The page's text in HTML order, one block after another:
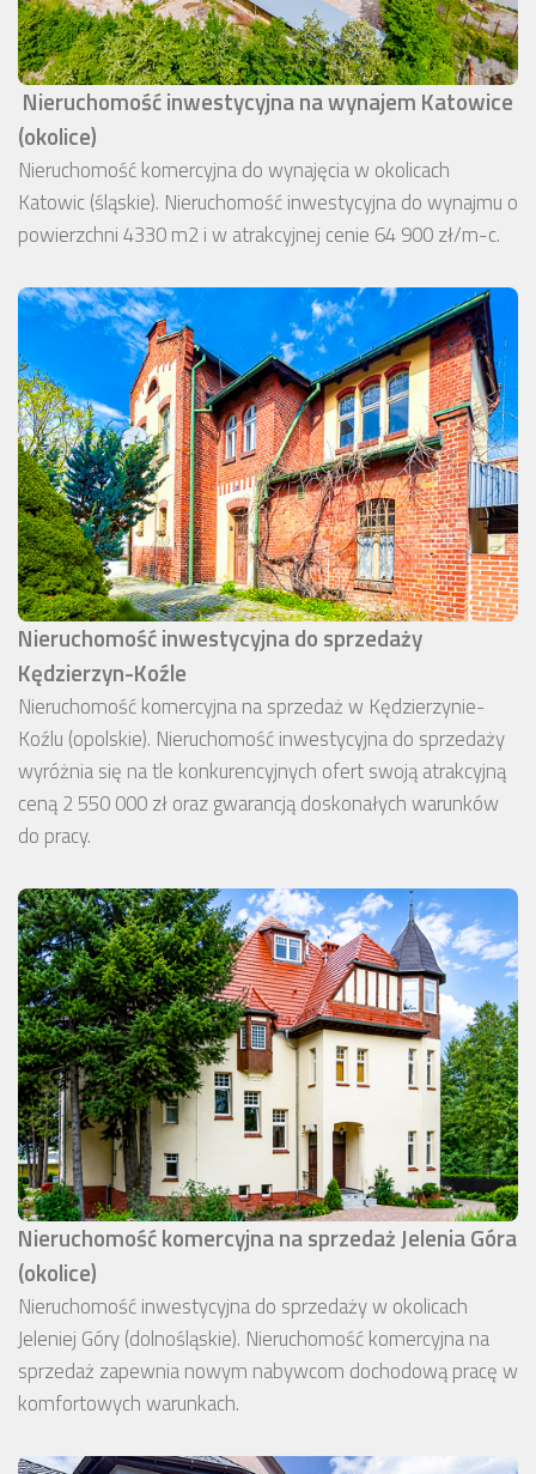
Nieruchomość inwestycyjna na wynajem Katowice
(okolice)
Nieruchomość komercyjna do wynajęcia w okolicach
Katowic (śląskie). Nieruchomość inwestycyjna do wynajmu o
powierzchni 4330 m2 i w atrakcyjnej cenie 64 900 zł/m-c.
Nieruchomość inwestycyjna do sprzedaży
Kędzierzyn-Koźle
Nieruchomość komercyjna na sprzedaż w Kędzierzynie-
Koźlu (opolskie). Nieruchomość inwestycyjna do sprzedaży
wyróżnia się na tle konkurencyjnych ofert swoją atrakcyjną
ceną 2 550 000 zł oraz gwarancją doskonałych warunków
do pracy.
Nieruchomość komercyjna na sprzedaż Jelenia Góra
(okolice)
Nieruchomość inwestycyjna do sprzedaży w okolicach
Jeleniej Góry (dolnośląskie). Nieruchomość komercyjna na
sprzedaż zapewnia nowym nabywcom dochodową pracę w
komfortowych warunkach.